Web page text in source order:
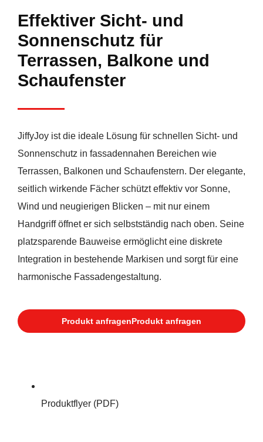
Effektiver Sicht- und
Sonnenschutz für
Terrassen, Balkone und
Schaufenster
JiffyJoy ist die ideale Lösung für schnellen Sicht- und
Sonnenschutz in fassadennahen Bereichen wie
Terrassen, Balkonen und Schaufenstern. Der elegante,
seitlich wirkende Fächer schützt effektiv vor Sonne,
Wind und neugierigen Blicken – mit nur einem
Handgriff öffnet er sich selbstständig nach oben. Seine
platzsparende Bauweise ermöglicht eine diskrete
Integration in bestehende Markisen und sorgt für eine
harmonische Fassadengestaltung.
Produkt anfragenProdukt anfragen
Produktflyer (PDF)